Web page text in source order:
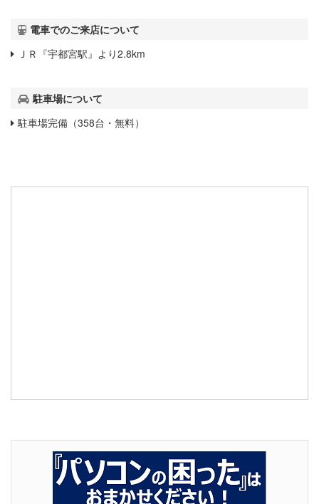
電車でのご来店について
ＪＲ『宇都宮駅』より2.8km
駐車場について
駐車場完備（358台・無料）